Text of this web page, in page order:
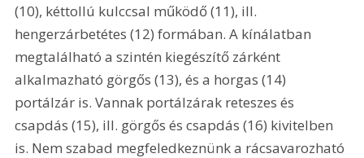
(10), kéttollú kulccsal működő (11), ill.
hengerzárbetétes (12) formában. A kínálatban
megtalálható a szintén kiegészítő zárként
alkalmazható görgős (13), és a horgas (14)
portálzár is. Vannak portálzárak reteszes és
csapdás (15), ill. görgős és csapdás (16) kivitelben
is. Nem szabad megfeledkeznünk a rácsavarozható